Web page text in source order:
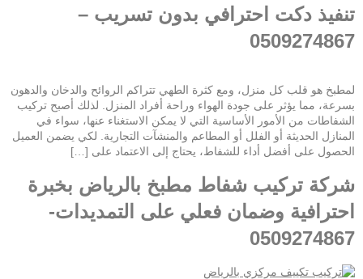
تنفيذ دكت احترافي بدون تسريب –
0509274867
لمطبخ هو قلب كل منزل، ومع كثرة الطهي تتراكم الروائح والدخان والدهون
بسرعة، مما يؤثر على جودة الهواء وراحة أفراد المنزل. لذلك أصبح تركيب
الشفاطات من الأمور الأساسية التي لا يمكن الاستغناء عنها، سواء في
المنازل الحديثة أو الفلل أو المطاعم والمنشآت التجارية. لكي يضمن العميل
الحصول على أفضل أداء للشفاط، يحتاج إلى الاعتماد على […]
شركة تركيب شفاط مطبخ بالرياض بخبرة
احترافية وضمان فعلي على التمديدات-
0509274867